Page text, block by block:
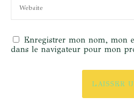
Enregistrer mon nom, mon
dans le navigateur pour mon